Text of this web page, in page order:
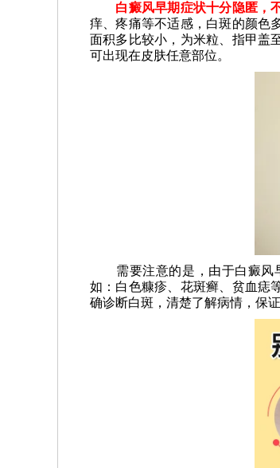
白癜风早期症状十分隐匿，不
痒、疼痛等不适感，白斑的颜色
面积多比较小，为米粒、指甲盖
可出现在皮肤任意部位。
需要注意的是，由于白癜风早
如：白色糠疹、花斑癣、贫血痣
确诊断白斑，清楚了解病情，保